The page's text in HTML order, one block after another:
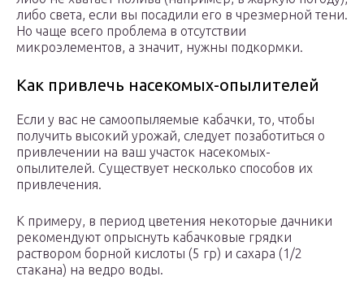
либо света, если вы посадили его в чрезмерной тени.
Но чаще всего проблема в отсутствии
микроэлементов, а значит, нужны подкормки.
Как привлечь насекомых-опылителей
Если у вас не самоопыляемые кабачки, то, чтобы
получить высокий урожай, следует позаботиться о
привлечении на ваш участок насекомых-
опылителей. Существует несколько способов их
привлечения.
К примеру, в период цветения некоторые дачники
рекомендуют опрыснуть кабачковые грядки
раствором борной кислоты (5 гр) и сахара (1/2
стакана) на ведро воды.